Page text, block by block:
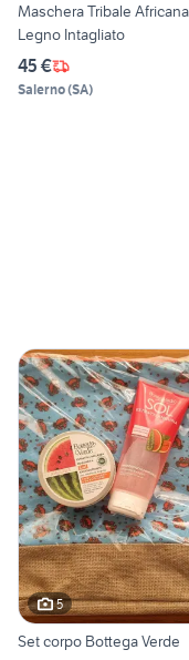
Maschera Tribale
Legno Intagliato
45 €
Salerno(SA)
5
Set corpo Bottega Verde